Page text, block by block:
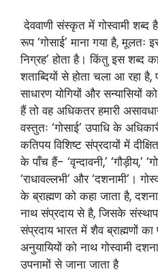
देववाणी संस्कृत में गोस्वामी शब्द
रूप ‘गोसाई’ माना गया है, मूलतः
निग्रह’ होता है। किंतु इस शब्द
शताब्दियों से होता चला आ रहा
साधारण योगियों और सन्यासियों
हैं तो वह अधिकतर हमारी
वस्तुतः ‘गोसाई’ उपाधि के
कतिपय विशिष्ट संप्रदायों में
के पाँच हैं- ‘वृन्दावनी,’ ‘गौड़ीय,’
‘राधावल्लभी’ और ‘दशनामी’।
के ब्राह्मण को कहा जाता है,
नाथ संप्रदाय से है, जिसके
संप्रदाय भारत में शैव ब्राह्मणों
अनुयायियों को नाथ गोस्वामी
उपनामों से जाना जाता है